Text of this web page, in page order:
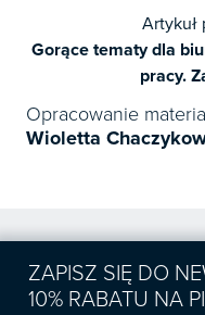
Artykuł
Gorące tematy dla
pracy.
Opracowanie
Wioletta
ZAPISZ SIĘ DO
10% RABATU NA